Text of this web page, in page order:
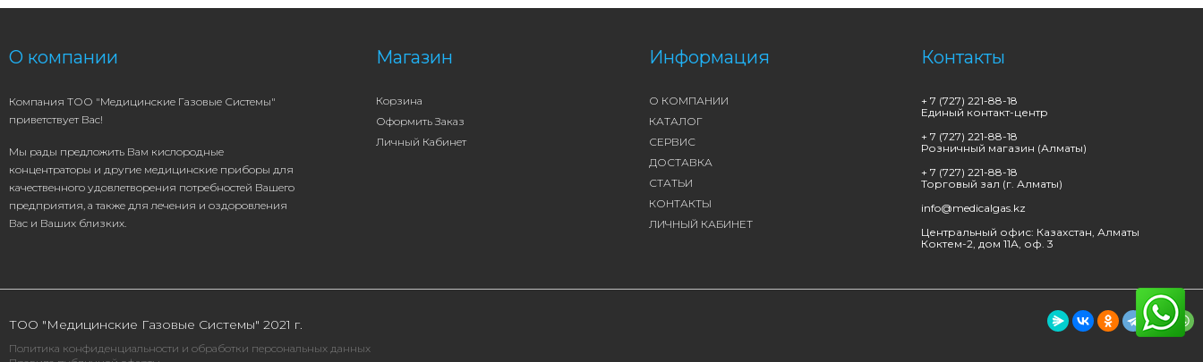
О компании
Компания ТОО "Медицинские Газовые Системы"
приветствует Вас!
Мы рады предложить Вам кислородные
концентраторы и другие медицинские приборы для
качественного удовлетворения потребностей Вашего
предприятия, а также для лечения и оздоровления
Вас и Ваших близких.
Магазин
Корзина
Оформить Заказ
Личный Кабинет
Информация
О КОМПАНИИ
КАТАЛОГ
СЕРВИС
ДОСТАВКА
СТАТЬИ
КОНТАКТЫ
ЛИЧНЫЙ КАБИНЕТ
Контакты
+ 7 (727) 221-88-18
Единый контакт-центр
+ 7 (727) 221-88-18
Розничный магазин (Алматы)
+ 7 (727) 221-88-18
Торговый зал (г. Алматы)
info@medicalgas.kz
Центральный офис: Казахстан, Алматы
Коктем-2, дом 11А, оф. 3
ТОО "Медицинские Газовые Системы" 2021 г.
Политика конфиденциальности и обработки персональных данных